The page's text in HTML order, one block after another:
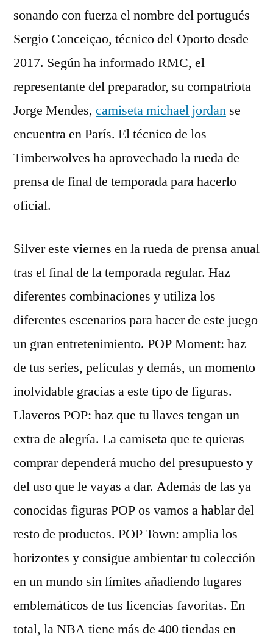
sonando con fuerza el nombre del portugués
Sergio Conceiçao, técnico del Oporto desde
2017. Según ha informado RMC, el
representante del preparador, su compatriota
Jorge Mendes, camiseta michael jordan se
encuentra en París. El técnico de los
Timberwolves ha aprovechado la rueda de
prensa de final de temporada para hacerlo
oficial.
Silver este viernes en la rueda de prensa anual
tras el final de la temporada regular. Haz
diferentes combinaciones y utiliza los
diferentes escenarios para hacer de este juego
un gran entretenimiento. POP Moment: haz
de tus series, películas y demás, un momento
inolvidable gracias a este tipo de figuras.
Llaveros POP: haz que tu llaves tengan un
extra de alegría. La camiseta que te quieras
comprar dependerá mucho del presupuesto y
del uso que le vayas a dar. Además de las ya
conocidas figuras POP os vamos a hablar del
resto de productos. POP Town: amplia los
horizontes y consigue ambientar tu colección
en un mundo sin límites añadiendo lugares
emblemáticos de tus licencias favoritas. En
total, la NBA tiene más de 400 tiendas en